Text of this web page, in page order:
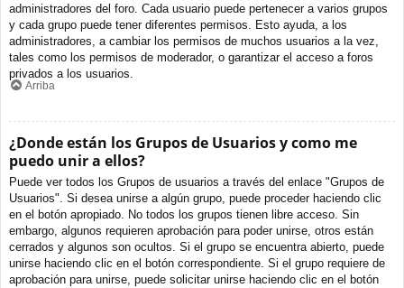
administradores del foro. Cada usuario puede pertenecer a varios grupos
y cada grupo puede tener diferentes permisos. Esto ayuda, a los
administradores, a cambiar los permisos de muchos usuarios a la vez,
tales como los permisos de moderador, o garantizar el acceso a foros
privados a los usuarios.
Arriba
¿Donde están los Grupos de Usuarios y como me
puedo unir a ellos?
Puede ver todos los Grupos de usuarios a través del enlace "Grupos de
Usuarios". Si desea unirse a algún grupo, puede proceder haciendo clic
en el botón apropiado. No todos los grupos tienen libre acceso. Sin
embargo, algunos requieren aprobación para poder unirse, otros están
cerrados y algunos son ocultos. Si el grupo se encuentra abierto, puede
unirse haciendo clic en el botón correspondiente. Si el grupo requiere de
aprobación para unirse, puede solicitar unirse haciendo clic en el botón